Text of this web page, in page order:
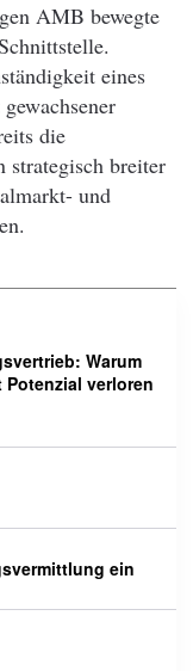
AMB bewegte
eines
die
strategisch breiter
und
Warum
verloren
ein